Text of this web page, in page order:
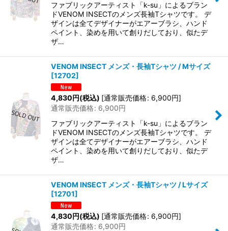
ファブリックアーティスト「k-su」によるブラン
ドVENOM INSECTのメンズ長袖Tシャツです。 デ
ザインは全てデザイナーがエアーブラシ、ハンド
ペイント、染めを用いて創りだしており、似たデ
ザ…
VENOM INSECT メンズ・長袖Tシャツ / Mサイズ
[12702]
4,830円(税込) [通常販売価格: 6,900円]
通常販売価格: 6,900円
ファブリックアーティスト「k-su」によるブラン
ドVENOM INSECTのメンズ長袖Tシャツです。 デ
ザインは全てデザイナーがエアーブラシ、ハンド
ペイント、染めを用いて創りだしており、似たデ
ザ…
VENOM INSECT メンズ・長袖Tシャツ / Lサイズ
[12701]
4,830円(税込) [通常販売価格: 6,900円]
通常販売価格: 6,900円